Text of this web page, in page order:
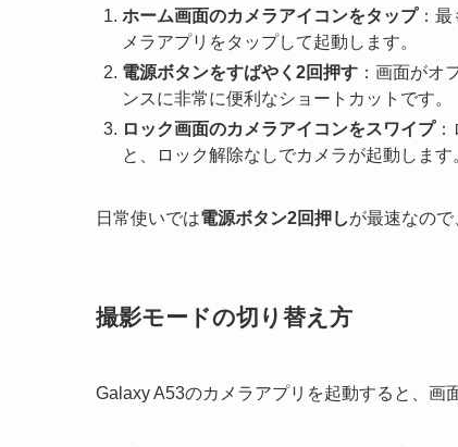
ホーム画面のカメラアイコンをタップ：最
メラアプリをタップして起動します。
電源ボタンをすばやく2回押す ：画面がオ
ンスに非常に便利なショートカットです。
ロック画面のカメラアイコンをスワイプ：
と、ロック解除なしでカメラが起動します
日常使いでは電源ボタン2回押しが最速なので
撮影モードの切り替え方
Galaxy A53のカメラアプリを起動すると、画